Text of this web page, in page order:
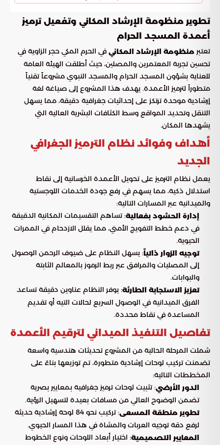
تطوير منظومة الإرشاد المكاني وتفعيل ترميز
أعمدة المسجد الحرام
تعتبر منظومة الإرشاد المكاني في الحرم المكي حجر الزاوية في
تحسين تجربة المعتمرين والمصلين، حيث أطلقت الهيئة العامة
للعناية بشؤون المسجد الحرام والمسجد النبوي مشروعاً تقنياً
متطوراً لترميز الأعمدة. يهدف هذا المشروع إلى صياغة لغة
إرشادية موحدة ترتكز على إحداثيات جغرافية دقيقة، مما يسهل
التنقل وتحديد المواقع وسط الكثافات البشرية العالية التي
يشهدها المكان.
أهداف وفوائد نظام الترميز الجغرافي
الجديد
يعمل نظام الترميز على تحويل الأعمدة الخرسانية إلى نقاط
استدلال ذكية، مما يسهم في رفع جودة الخدمات اللوجستية
والميدانية عبر المسارات التالية:
إدارة الحشود بفعالية: تساهم التقسيمات المكانية الدقيقة
في دعم خطط التفويج الأمني، مما يقلل الازدحام في الممرات
الحيوية.
توجيه الزوار ذاتياً: يسهل النظام على ضيوف الرحمن الوصول
إلى المصليات والمرافق عبر ربط الرموز بالمعالم الثابتة
والبوابات.
تعزيز الاستجابة الطارئة: يوفر النظام عناوين دقيقة تساعد
الفرق الميدانية في الوصول السريع لحالات التيه أو تقديم
المساعدة في نقاط محددة.
تفاصيل التنفيذ الميداني لترقيم الأعمدة
شملت المرحلة الحالية من المشروع تحديثات هندسية واسعة
تضمنت تركيب لوحات إرشادية متطورة، تم توزيعها بناءً على
المخططات التالية:
الدور الأرضي: تثبيت لوحات ترميز جغرافية بمعايير بصرية
تضمن الوضوح العالي من مسافات بعيدة لتسهيل الرؤية.
تطوير منطقة المسعى
: تركيب نحو 84 لوحة إرشادية حديثة
لرفع دقة توجيه العربات والمشاة في هذا المسار الحيوي.
المعايير التصميمية: اختيار أبعاد اللوحات ونوع الخطوط